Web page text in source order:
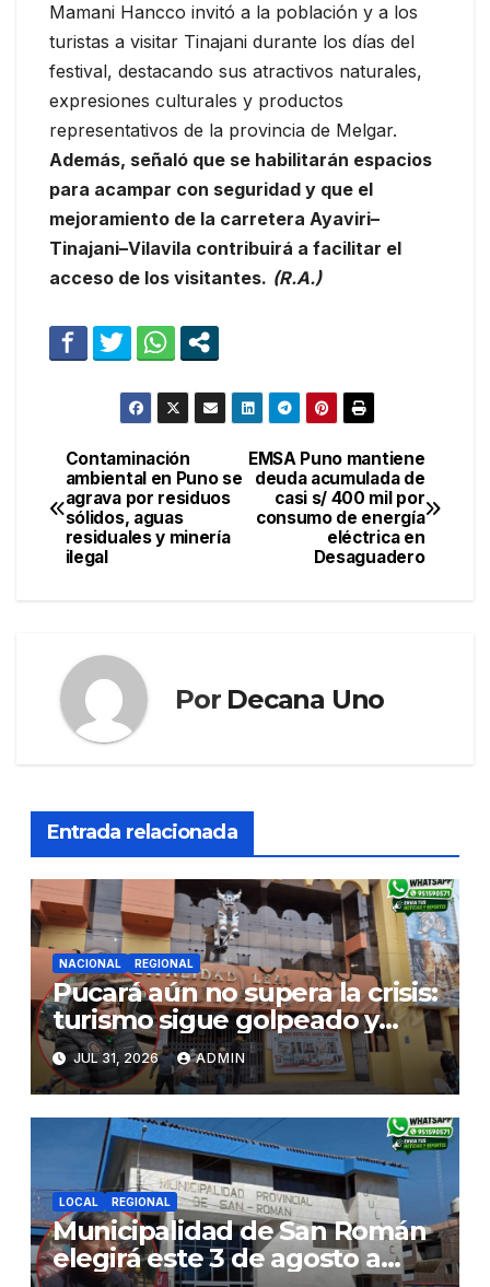
Mamani Hancco invitó a la población y a los
turistas a visitar Tinajani durante los días del
festival, destacando sus atractivos naturales,
expresiones culturales y productos
representativos de la provincia de Melgar.
Además, señaló que se habilitarán espacios
para acampar con seguridad y que el
mejoramiento de la carretera Ayaviri–
Tinajani–Vilavila contribuirá a facilitar el
acceso de los visitantes. (R.A.)
Navegación
de
entradas
EMSA Puno mantiene
deuda acumulada de
casi s/ 400 mil por
consumo de energía
eléctrica en
Desaguadero
Contaminación
ambiental en Puno se
agrava por residuos
sólidos, aguas
residuales y minería
ilegal
Por Decana Uno
Entrada relacionada
NACIONAL REGIONAL
Pucará aún no supera la crisis:
turismo sigue golpeado y
alcaldesa exige al nuevo
Gobierno fondos para obras
paralizadas
JUL 31, 2026 ADMIN
LOCAL REGIONAL
Municipalidad de San Román
elegirá este 3 de agosto a